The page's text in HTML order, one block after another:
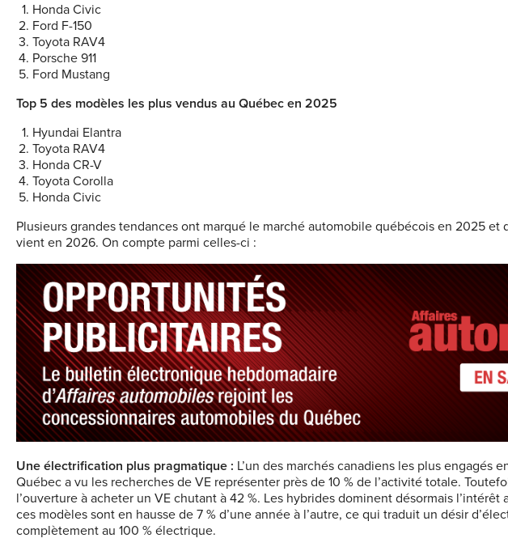
Honda Civic
Ford F-150
Toyota RAV4
Porsche 911
Ford Mustang
Top 5 des modèles les plus vendus au Québec en 2025
Hyundai Elantra
Toyota RAV4
Honda CR-V
Toyota Corolla
Honda Civic
Plusieurs grandes tendances ont marqué le marché automobile québécois en 2025 et
vient en 2026. On compte parmi celles-ci :
Une électrification plus pragmatique : L’un des marchés canadiens les plus engagés
Québec a vu les recherches de VE représenter près de 10 % de l’activité totale.
l’ouverture à acheter un VE chutant à 42 %. Les hybrides dominent désormais
ces modèles sont en hausse de 7 % d’une année à l’autre, ce qui traduit un désir
complètement au 100 % électrique.